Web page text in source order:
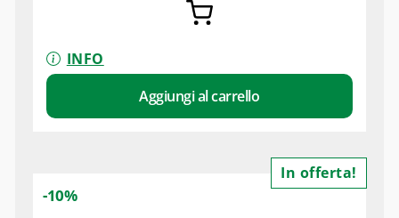
INFO
Aggiungi al carrello
In offerta!
-10%